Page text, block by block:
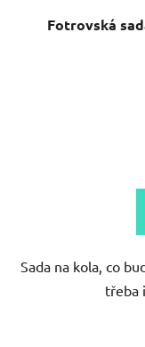
Fotrovská
Sada na kola, co
třeba